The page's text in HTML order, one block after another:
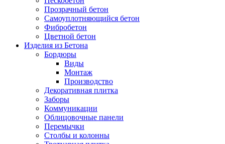
Прозрачный бетон
Самоуплотняющийся бетон
Фибробетон
Цветной бетон
Изделия из Бетона
Бордюры
Виды
Монтаж
Производство
Декоративная плитка
Заборы
Коммуникации
Облицовочные панели
Перемычки
Столбы и колонны